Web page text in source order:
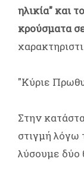
ηλικία" και
κρούσματα
"Κύριε
Στην
στιγμή λόγω
λύσουμε δύο